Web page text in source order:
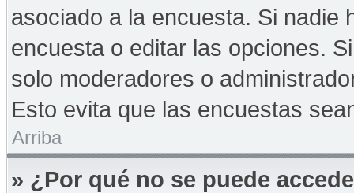
asociado a la encuesta. Si nadie
encuesta o editar las opciones.
solo moderadores o
Esto evita que las encuestas
Arriba
» ¿Por qué no se puede